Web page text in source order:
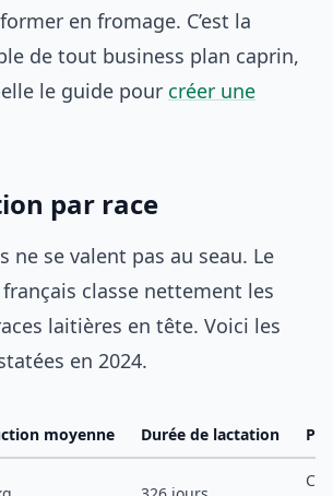
en fromage. C’est la
de tout business plan caprin,
le guide pour créer une
par race
ne se valent pas au seau. Le
classe nettement les
laitières en tête. Voici les
en 2024.
moyenne Durée de lactation